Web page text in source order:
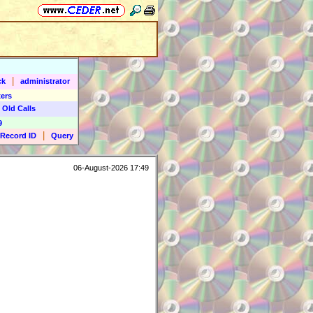
administrator
Calls
Record ID
Query
06-August-2026 17:49